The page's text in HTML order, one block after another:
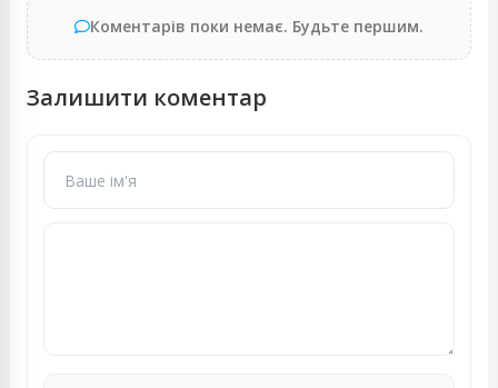
Коментарів поки немає. Будьте першим.
Залишити коментар